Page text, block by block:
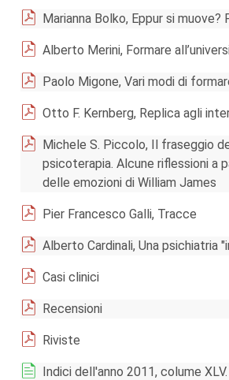
Marianna Bolko, Eppur si muove?
Alberto Merini, Formare
Paolo Migone, Vari modi di
Otto F. Kernberg, Replica agli
Michele S. Piccolo, Il fraseggio
psicoterapia. Alcune riflessioni a
delle emozioni di William James
Pier Francesco Galli, Tracce
Alberto Cardinali, Una psichiatria
Casi clinici
Recensioni
Riviste
Indici dell'anno 2011, colume